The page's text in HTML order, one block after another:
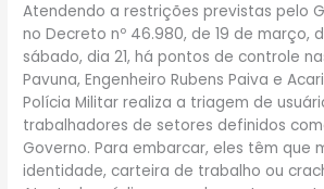
Atendendo a restrições previstas pelo
no Decreto nº 46.980, de 19 de março,
sábado, dia 21, há pontos de controle
Pavuna, Engenheiro Rubens Paiva e
Polícia Militar realiza a triagem de
trabalhadores de setores definidos
Governo. Para embarcar, eles têm que
identidade, carteira de trabalho ou